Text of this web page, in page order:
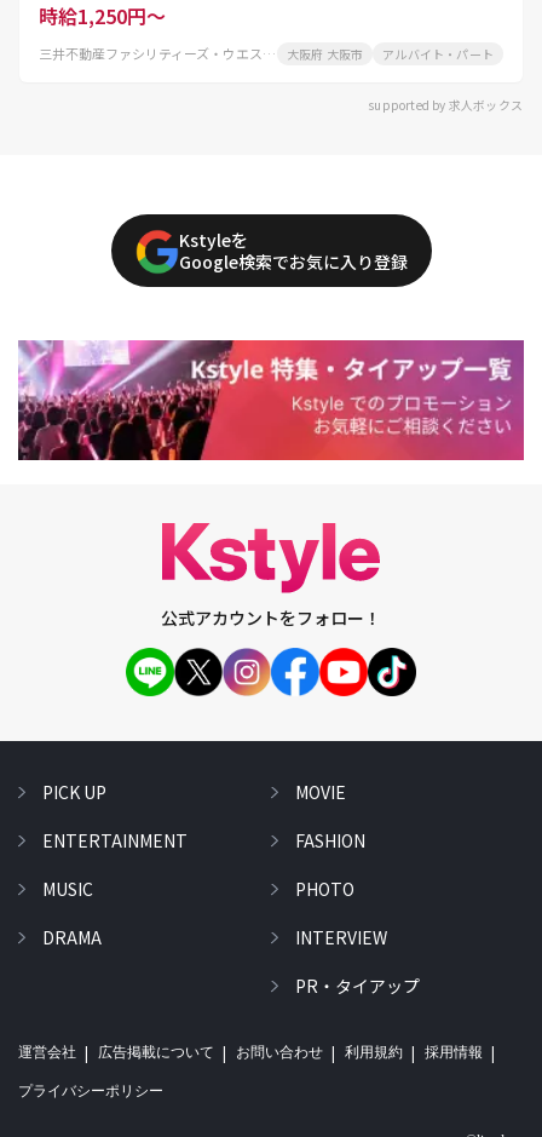
時給1,250円～
三井不動産ファシリティーズ・ウエスト株式会社 大阪府 大阪市 アルバイト・パート
supported by 求人ボックス
Kstyleを
Google検索でお気に入り登録
公式アカウントをフォロー！
PICK UP
ENTERTAINMENT
MUSIC
DRAMA
MOVIE
FASHION
PHOTO
INTERVIEW
PR・タイアップ
運営会社 広告掲載について お問い合わせ 利用規約 採用情報
プライバシーポリシー